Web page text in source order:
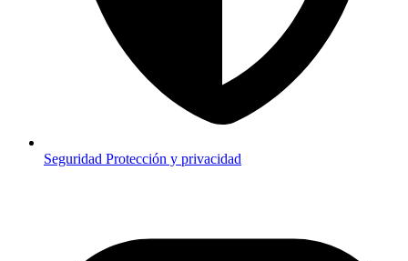
Seguridad Protección y privacidad